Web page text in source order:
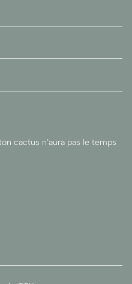
cactus n’aura pas le temps